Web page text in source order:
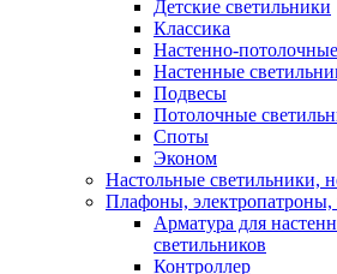
Детские светильники
Классика
Настенно-
Настенные
Подвесы
Потолочные
Споты
Эконом
Настольные светильники,
Плафоны,
Арматура для
светильников
Контроллер